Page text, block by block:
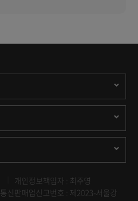
개인정보책임자 : 최주영
통신판매업신고번호 : 제2023-서울강